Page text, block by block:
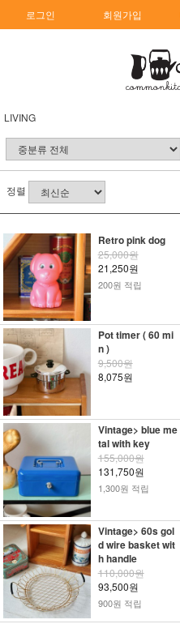
로그인 회원가입
LIVING
정렬
Retro pink dog
25,000원
21,250원
200원 적립
Pot timer ( 60 mi
n )
9,500원
8,075원
Vintage> blue me
tal with key
155,000원
131,750원
1,300원 적립
Vintage> 60s gol
d wire basket wit
h handle
110,000원
93,500원
900원 적립